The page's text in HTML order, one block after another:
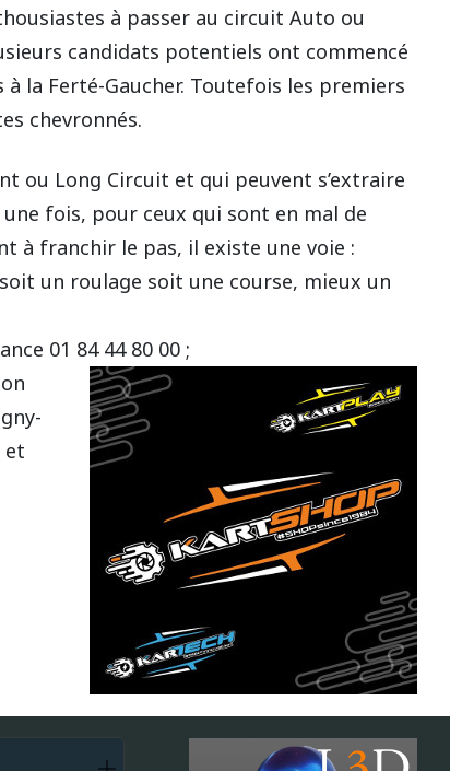
à passer au circuit Auto ou
candidats potentiels ont commencé
la Ferté-Gaucher. Toutefois les premiers
chevronnés.
ou Long Circuit et qui peuvent s’extraire
fois, pour ceux qui sont en mal de
à franchir le pas, il existe une voie :
un roulage soit une course, mieux un
01 84 44 80 00 ;
et